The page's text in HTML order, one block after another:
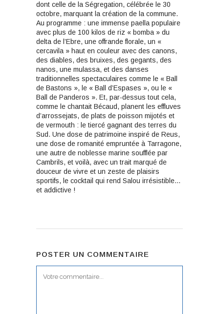
dont celle de la Ségregation, célébrée le 30
octobre, marquant la création de la commune.
Au programme : une immense paella populaire
avec plus de 100 kilos de riz « bomba » du
delta de l’Ebre, une offrande florale, un «
cercavila » haut en couleur avec des canons,
des diables, des bruixes, des gegants, des
nanos, une mulassa, et des danses
traditionnelles spectaculaires comme le « Ball
de Bastons », le « Ball d’Espases », ou le «
Ball de Panderos ». Et, par-dessus tout cela,
comme le chantait Bécaud, planent les effluves
d’arrossejats, de plats de poisson mijotés et
de vermouth : le tiercé gagnant des terres du
Sud. Une dose de patrimoine inspiré de Reus,
une dose de romanité empruntée à Tarragone,
une autre de noblesse marine soufflée par
Cambrils, et voilà, avec un trait marqué de
douceur de vivre et un zeste de plaisirs
sportifs, le cocktail qui rend Salou irrésistible…
et addictive !
POSTER UN COMMENTAIRE